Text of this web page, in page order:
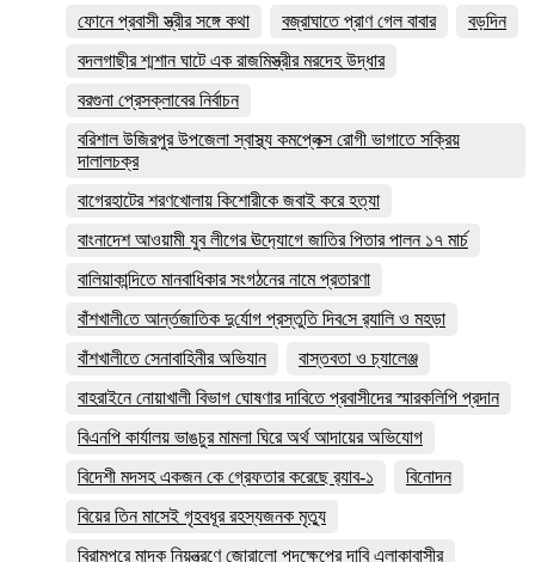
ফোনে প্রবাসী স্ত্রীর সঙ্গে কথা
বজ্রাঘাতে প্রাণ গেল বাবার
বড়দিন
বদলগাছীর শ্মশান ঘাটে এক রাজমিস্ত্রীর মরদেহ উদ্ধার
বরগুনা প্রেসক্লাবের নির্বাচন
বরিশাল উজিরপুর উপজেলা স্বাস্থ্য কমপ্লেক্স রোগী ভাগাতে সক্রিয়
দালালচক্র
বাগেরহাটের শরণখোলায় কিশোরীকে জবাই করে হত্যা
বাংনাদেশ আওয়ামী যুব লীগের ঊদ‍্যোগে জাতির পিতার পালন ১৭ মার্চ
বালিয়াকান্দিতে মানবাধিকার সংগঠনের নামে প্রতারণা
বাঁশখালী‌তে আর্ন্তজা‌তিক দু‌র্যোগ প্রস্তু‌তি দিব‌সে র‌্যালি ও মহড়া
বাঁশখালীতে সেনাবাহিনীর অভিযান
বাস্তবতা ও চ্যালেঞ্জ
বাহরাইনে নোয়াখালী বিভাগ ঘোষণার দাবিতে প্রবাসীদের স্মারকলিপি প্রদান
বিএনপি কার্যালয় ভাঙচুর মামলা ঘিরে অর্থ আদায়ের অভিযোগ
বিদেশী মদসহ একজন কে গ্রেফতার করেছে র‌্যাব-১
বিনোদন
বিয়ের তিন মাসেই গৃহবধূর রহস্যজনক মৃত্যু
বিরামপুরে মাদক নিয়ন্ত্রণে জোরালো পদক্ষেপের দাবি এলাকাবাসীর